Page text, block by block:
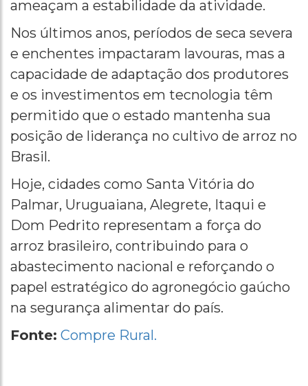
ameaçam a estabilidade da atividade.
Nos últimos anos, períodos de seca severa
e enchentes impactaram lavouras, mas a
capacidade de adaptação dos produtores
e os investimentos em tecnologia têm
permitido que o estado mantenha sua
posição de liderança no cultivo de arroz no
Brasil.
Hoje, cidades como Santa Vitória do
Palmar, Uruguaiana, Alegrete, Itaqui e
Dom Pedrito representam a força do
arroz brasileiro, contribuindo para o
abastecimento nacional e reforçando o
papel estratégico do agronegócio gaúcho
na segurança alimentar do país.
Fonte: Compre Rural.